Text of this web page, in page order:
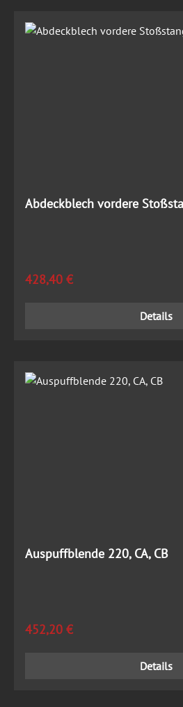
Abdeckblech vordere
Regulärer Preis:
428,40 €
Details
Auspuffblende 220, CA, CB
Regulärer Preis:
452,20 €
Details